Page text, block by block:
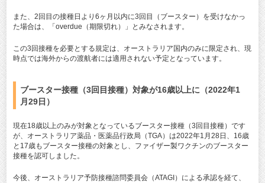
また、2回目の接種日より6ヶ月以内に3回目（ブースター）を受けなかっ
た場合は、「overdue（期限切れ）」とみなされます。
この3回接種を必要とする規定は、オーストラリア国内のみに限定され、現
時点では海外からの渡航者には適用されない予定となっています。
ブースター接種（3回目接種）対象が16歳以上に（2022年1
月29日）
現在18歳以上のみが対象となっているブースター接種（3回目接種）です
が、オーストラリア薬品・医薬品行政局（TGA）は2022年1月28日、16歳
と17歳もブースター接種の対象とし、ファイザー製ワクチンのブースター
接種を認可しました。
今後、オーストラリア予防接種諮問委員会（ATAGI）による承認を経て、